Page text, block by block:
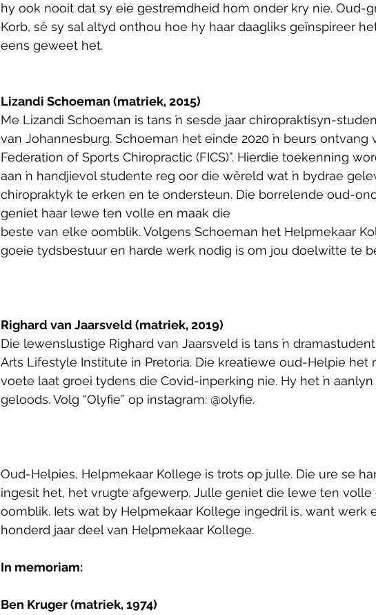
hy ook nooit dat sy eie gestremdheid hom onder kry nie. Oud-
Korb, sê sy sal altyd onthou hoe hy haar daagliks geïnspireer
eens geweet het.
Lizandi Schoeman (matriek, 2015)
Me Lizandi Schoeman is tans ŉ sesde jaar chiropraktisyn-
van Johannesburg. Schoeman het einde 2020 ŉ beurs ontvang
Federation of Sports Chiropractic (FICS)”. Hierdie toekenning
aan ŉ handjievol studente reg oor die wêreld wat ŉ bydrae
chiropraktyk te erken en te ondersteun. Die borrelende oud-
geniet haar lewe ten volle en maak die
beste van elke oomblik. Volgens Schoeman het Helpmekaar
goeie tydsbestuur en harde werk nodig is om jou doelwitte te
Righard van Jaarsveld (matriek, 2019)
Die lewenslustige Righard van Jaarsveld is tans ŉ
Arts Lifestyle Institute in Pretoria. Die kreatiewe oud-Helpie het
voete laat groei tydens die Covid-inperking nie. Hy het ŉ aanlyn
geloods. Volg “Olyfie” op instagram: @olyfie.
Oud-Helpies, Helpmekaar Kollege is trots op julle. Die ure se
ingesit het, het vrugte afgewerp. Julle geniet die lewe ten
oomblik. Iets wat by Helpmekaar Kollege ingedril is, want werk
honderd jaar deel van Helpmekaar Kollege.
In memoriam:
Ben Kruger (matriek, 1974)